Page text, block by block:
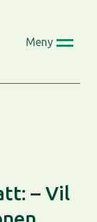
Meny
– Vil